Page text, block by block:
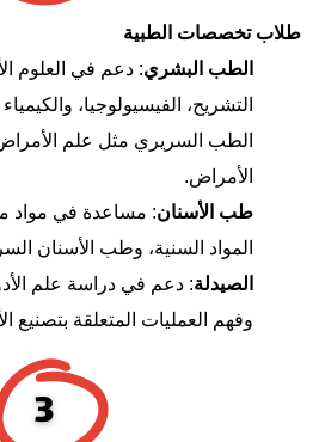
طلاب تخصصات الطبية
الطب البشري: دعم في العلوم
التشريح، الفيسيولوجيا،
الطب السريري مثل علم
الأمراض.
طب الأسنان: مساعدة في مواد
المواد السنية، وطب الأسنان
الصيدلة: دعم في دراسة علم
وفهم العمليات المتعلقة بتصنيع